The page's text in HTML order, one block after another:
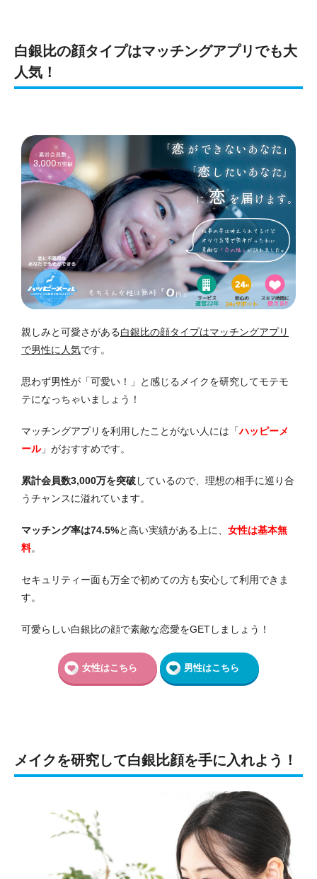
白銀比の顔タイプはマッチングアプリでも大
人気！
親しみと可愛さがある白銀比の顔タイプはマッチングアプリ
で男性に人気です。
思わず男性が「可愛い！」と感じるメイクを研究してモテモ
テになっちゃいましょう！
マッチングアプリを利用したことがない人には「ハッピーメ
ール」がおすすめです。
累計会員数3,000万を突破しているので、理想の相手に巡り合
うチャンスに溢れています。
マッチング率は74.5%と高い実績がある上に、 女性は基本無
料。
セキュリティー面も万全で初めての方も安心して利用できま
す。
可愛らしい白銀比の顔で素敵な恋愛をGETしましょう！
女性はこちら 男性はこちら
メイクを研究して白銀比顔を手に入れよう！